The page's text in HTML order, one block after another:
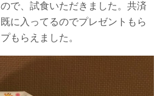
で、試食いただきました。共済
に入ってるのでプレゼントもら
もらえました。